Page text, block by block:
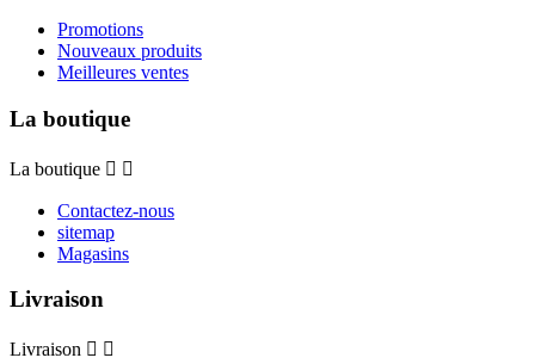
Promotions
Nouveaux produits
Meilleures ventes
La boutique
La boutique  
Contactez-nous
sitemap
Magasins
Livraison
Livraison  